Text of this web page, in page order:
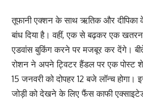
तूफानी एक्शन के साथ ऋतिक और दीपिका
बांध दिया है। वहीं, एक से बढ़कर एक
एडवांस बुकिंग करने पर मजबूर कर देंगे।
रोशन ने अपने ट्विटर हैंडल पर एक पोस्ट
15 जनवरी को दोपहर 12 बजे लॉन्च
जोड़ी को देखने के लिए फैंस काफी